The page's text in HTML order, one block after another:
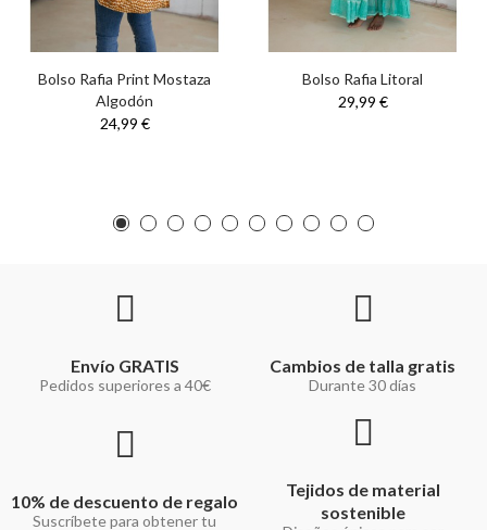
Bolso Rafia Print Mostaza
Algodón
24,99 €
Bolso Rafia Litoral
29,99 €
Envío GRATIS
Pedidos superiores a 40€
Cambios de talla gratis
Durante 30 días
10% de descuento de regalo
Suscríbete para obtener tu
Tejidos de material
sostenible